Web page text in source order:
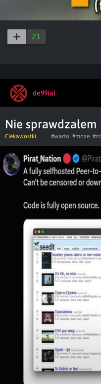
21
de99ial
Nie sprawdzałem
Ciekawostki #warto #moze